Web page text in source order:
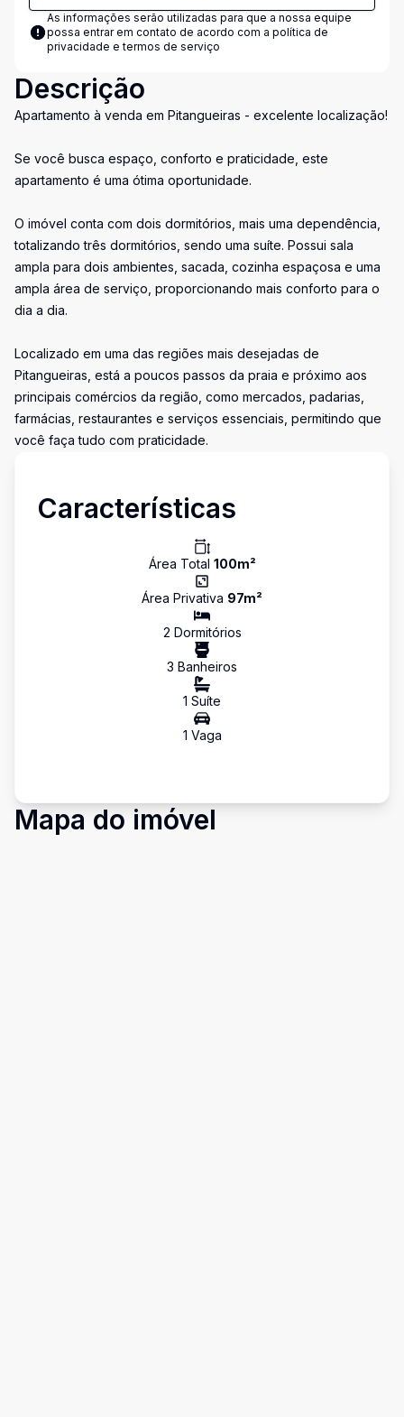
As informações serão utilizadas para que a nossa equipe
possa entrar em contato de acordo com a política de
privacidade e termos de serviço
Descrição
Apartamento à venda em Pitangueiras - excelente localização!
Se você busca espaço, conforto e praticidade, este
apartamento é uma ótima oportunidade.
O imóvel conta com dois dormitórios, mais uma dependência,
totalizando três dormitórios, sendo uma suíte. Possui sala
ampla para dois ambientes, sacada, cozinha espaçosa e uma
ampla área de serviço, proporcionando mais conforto para o
dia a dia.
Localizado em uma das regiões mais desejadas de
Pitangueiras, está a poucos passos da praia e próximo aos
principais comércios da região, como mercados, padarias,
farmácias, restaurantes e serviços essenciais, permitindo que
você faça tudo com praticidade.
Características
Área Total 100m²
Área Privativa 97m²
2 Dormitórios
3 Banheiros
1 Suíte
1 Vaga
Mapa do imóvel